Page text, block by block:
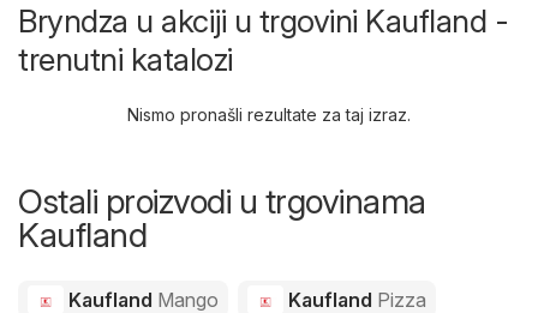
Bryndza u akciji u trgovini Kaufland -
trenutni katalozi
Nismo pronašli rezultate za taj izraz.
Ostali proizvodi u trgovinama
Kaufland
Kaufland Mango Kaufland Pizza